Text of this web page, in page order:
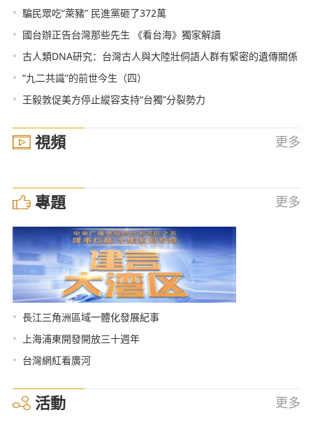
• 騙民眾吃“萊豬” 民進黨砸了372萬
• 國台辦正告台灣那些先生 《看台海》獨家解讀
• 古人類DNA研究：台灣古人與大陸壯侗語人群有緊密的遺傳關係
• “九二共識”的前世今生（四）
• 王毅敦促美方停止縱容支持“台獨”分裂勢力
視頻 更多
專題 更多
• 長江三角洲區域一體化發展紀事
• 上海浦東開發開放三十週年
• 台灣網紅看廣河
活動 更多